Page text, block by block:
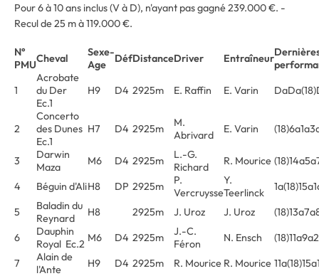
Pour 6 à 10 ans inclus (V à D), n'ayant pas gagné 239.000 €. -
Recul de 25 m à 119.000 €.
N°
PMUCheval
Sexe-
Age
DéfDistanceDriver Entraîneur
1
Acrobate
du Der
Ec.1
H9 D4 2925m E. Raffin E. Varin
2
Concerto
des Dunes
Ec.1
H7 D4 2925m
M.
Abrivard
E. Varin
3
Darwin
Maza
M6 D4 2925m
L.-G.
Richard
R. Mourice
4
Béguin d'AliH8 DP 2925m
P.
Vercruysse
Y.
Teerlinck
5
Baladin du
Reynard
H8 2925m J. Uroz J. Uroz
6
Dauphin
Royal Ec.2 M6 D4 2925m
J.-C.
Féron
N. Ensch
7
Alain de
l'Ante
H9 D4 2925m R. Mourice R. Mourice